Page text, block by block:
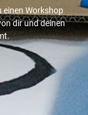
einen Workshop
dir und deinen